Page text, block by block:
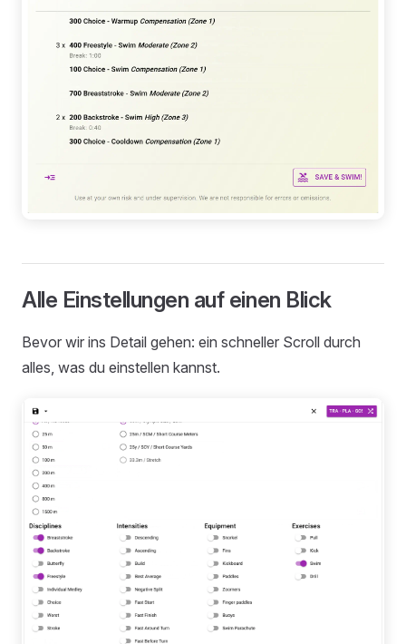
Alle Einstellungen auf einen Blick
Bevor wir ins Detail gehen: ein schneller Scroll durch
alles, was du einstellen kannst.